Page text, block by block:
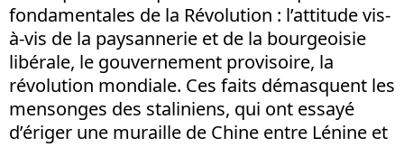
fondamentales de la Révolution : l’attitude vis-
à-vis de la paysannerie et de la bourgeoisie
libérale, le gouvernement provisoire, la
révolution mondiale. Ces faits démasquent les
mensonges des staliniens, qui ont essayé
d’ériger une muraille de Chine entre Lénine et